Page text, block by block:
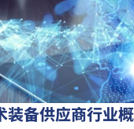
装备供应商行业